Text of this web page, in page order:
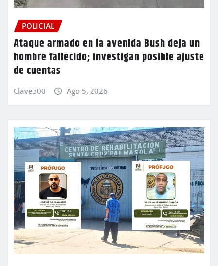
POLICIAL
Ataque armado en la avenida Bush deja un
hombre fallecido; investigan posible ajuste
de cuentas
Clave300 Ago 5, 2026